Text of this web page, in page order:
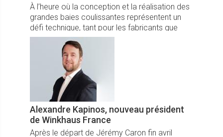
À l’heure où la conception et la réalisation des
grandes baies coulissantes représentent un
défi technique, tant pour les fabricants que
pour les installateurs, Roto a dévoilé le 5 juin à
Nantes, ...
Alexandre Kapinos, nouveau président
de Winkhaus France
Après le départ de Jérémy Caron fin avril